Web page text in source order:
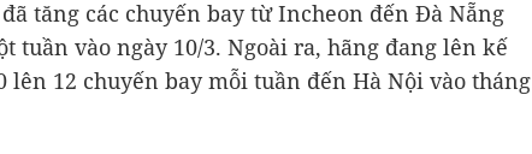
tăng các chuyến bay từ Incheon đến Đà Nẵng
tuần vào ngày 10/3. Ngoài ra, hãng đang lên kế
lên 12 chuyến bay mỗi tuần đến Hà Nội vào tháng